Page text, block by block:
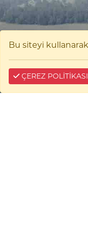
Bu siteyi kullanarak
ÇEREZ